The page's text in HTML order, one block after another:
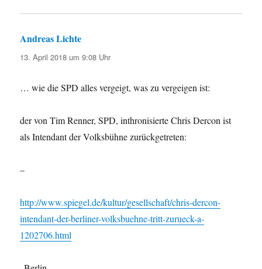
Andreas Lichte
13. April 2018 um 9:08 Uhr
… wie die SPD alles vergeigt, was zu vergeigen ist:
der von Tim Renner, SPD, inthronisierte Chris Dercon ist
als Intendant der Volksbühne zurückgetreten:
–
http://www.spiegel.de/kultur/gesellschaft/chris-dercon-
intendant-der-berliner-volksbuehne-tritt-zurueck-a-
1202706.html